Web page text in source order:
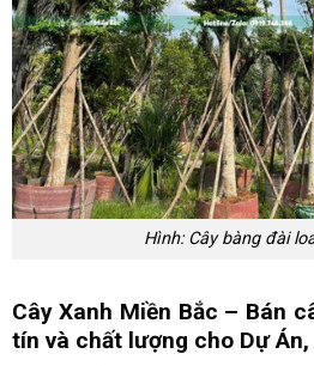
Hình: Cây bàng đài
Cây Xanh Miền Bắc – Bán
tín và chất lượng cho Dự Án,